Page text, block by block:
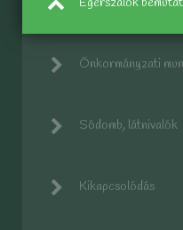
Önkormányzati
Sódomb, látnivalók
Kikapcsolódás